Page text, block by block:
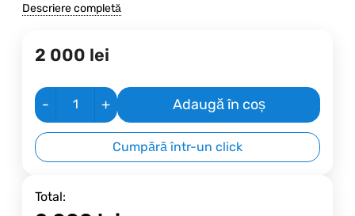
Descriere completă
2 000 lei
- + Adaugă în coș
Cumpără într-un click
Total: